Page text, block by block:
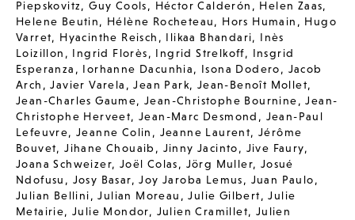
Piepskovitz,Guy Cools, Héctor Calderón , Helen Zaas,
Helene Beutin, Hélène Rocheteau, Hors Humain , Hugo
Varret, Hyacinthe Reisch , Ilikaa Bhandari, Inès
Loizillon , Ingrid Florès, Ingrid Strelkoff, Insgrid
Esperanza , Iorhanne Dacunhia, Isona Dodero, Jacob
Arch ,Javier Varela ,Jean Park, Jean-Benoît Mollet,
Jean-Charles Gaume,Jean-Christophe Bournine,Jean-
Christophe Herveet,Jean-Marc Desmond , Jean-Paul
Lefeuvre,Jeanne Colin , Jeanne Laurent,Jérôme
Bouvet,Jihane Chouaib , Jinny Jacinto, Jive Faury,
Joana Schweizer, Joël Colas, Jörg Muller, Josué
Ndofusu , Josy Basar,Joy Jaroba Lemus, Juan Paulo,
Julian Bellini,Julian Moreau ,Julie Gilbert,Julie
Metairie,Julie Mondor, Julien Cramillet, Julien